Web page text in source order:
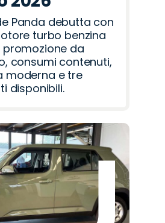
Panda debutta con
turbo benzina
promozione da
consumi contenuti,
moderna e tre
disponibili.